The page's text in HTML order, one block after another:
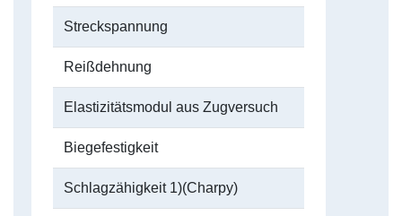
Streckspannung
Reißdehnung
Elastizitätsmodul aus Zugversuch
Biegefestigkeit
Schlagzähigkeit 1)(Charpy)